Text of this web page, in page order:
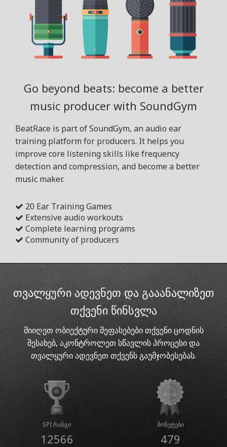
Go beyond beats: become a better
music producer with SoundGym
BeatRace is part of SoundGym, an audio ear
training platform for producers. It helps you
improve core listening skills like frequency
detection and compression, and become a better
music maker.
20 Ear Training Games
Extensive audio workouts
Complete learning programs
Community of producers
თვალყური ადევნეთ და გააანალიზეთ
თქვენი წინსვლა
მიიღეთ ობიექტური შეფასებები თქვენი ცოდნის
შესახებ, აკონტროლეთ სწავლის პროცესი და
თვალყური ადევნეთ თქვენს გაუმჯობესებას.
SPI რანგი
12566
მონეტები
479